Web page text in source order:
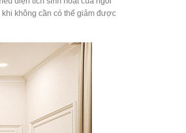
khi không cần có thể giảm được